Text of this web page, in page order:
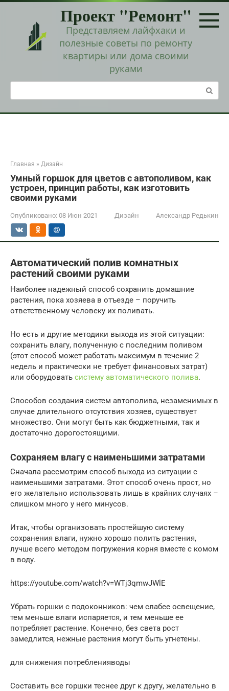
Перейти
Проект "Ремонт"
Представляем лайфхаки и
полезные советы по ремонту
квартиры или дома своими
руками
Поиск:
Главная » Дизайн
Умный горшок для цветов с автополивом, как
устроен, принцип работы, как изготовить
своими руками
Опубликовано: 08 Июн 2021 Дизайн Александр Редькин
Автоматический полив комнатных
растений своими руками
Наиболее надежный способ сохранить домашние
растения, пока хозяева в отъезде – поручить
ответственному человеку их поливать.
Но есть и другие методики выхода из этой ситуации:
сохранить влагу, полученную с последним поливом
(этот способ может работать максимум в течение 2
недель и практически не требует финансовых затрат)
или оборудовать систему автоматического полива.
Способов создания систем автополива, незаменимых в
случае длительного отсутствия хозяев, существует
множество. Они могут быть как бюджетными, так и
достаточно дорогостоящими.
Сохраняем влагу с наименьшими затратами
Сначала рассмотрим способ выхода из ситуации с
наименьшими затратами. Этот способ очень прост, но
его желательно использовать лишь в крайних случаях –
слишком много у него минусов.
Итак, чтобы организовать простейшую систему
сохранения влаги, нужно хорошо полить растения,
лучше всего методом погружения корня вместе с комом
в воду.
https://youtube.com/watch?v=WTj3qmwJWlE
Убрать горшки с подоконников: чем слабее освещение,
тем меньше влаги испаряется, и тем меньше ее
потребляет растение. Конечно, без света рост
замедлится, нежные растения могут быть угнетены.
для снижения потребленияводы
Составить все горшки теснее друг к другу, желательно в